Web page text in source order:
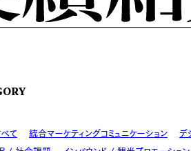
て 統合マーケティングコミュニケーション デ